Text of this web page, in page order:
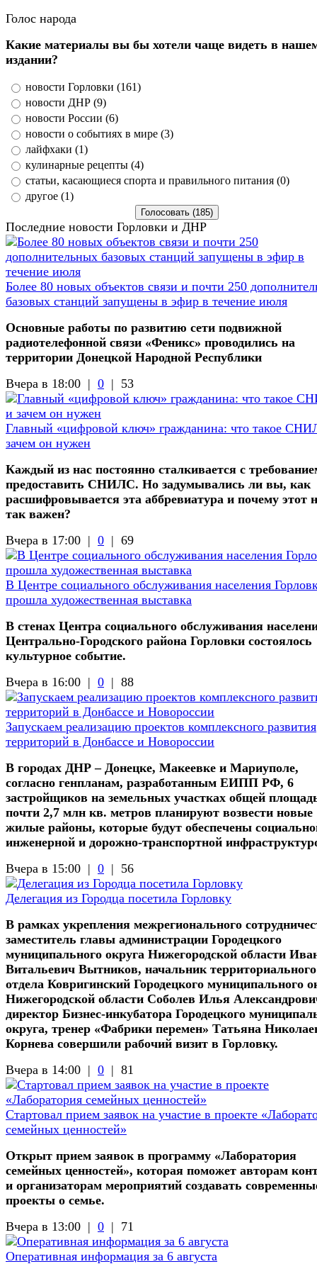
Голос народа
Какие материалы вы бы хотели чаще видеть в
издании?
новости Горловки (161)
новости ДНР (9)
новости России (6)
новости о событиях в мире (3)
лайфхаки (1)
кулинарные рецепты (4)
статьи, касающиеся спорта и правильного питания (0)
другое (1)
Последние новости Горловки и ДНР
Более 80 новых объектов связи и почти 250
базовых станций запущены в эфир в течение июля
Основные работы по развитию сети подвижной
радиотелефонной связи «Феникс» проводились на
территории Донецкой Народной Республики
Вчера в 18:00 | 0 | 53
Главный «цифровой ключ» гражданина: что такое
зачем он нужен
Каждый из нас постоянно сталкивается с
предоставить СНИЛС. Но задумывались ли вы, как
расшифровывается эта аббревиатура и почему этот
так важен?
Вчера в 17:00 | 0 | 69
В Центре социального обслуживания населения
прошла художественная выставка
В стенах Центра социального обслуживания
Центрально-Городского района Горловки состоялось
культурное событие.
Вчера в 16:00 | 0 | 88
Запускаем реализацию проектов комплексного развития
территорий в Донбассе и Новороссии
В городах ДНР – Донецке, Макеевке и Мариуполе,
согласно генпланам, разработанным ЕИПП РФ, 6
застройщиков на земельных участках общей
почти 2,7 млн кв. метров планируют возвести новые
жилые районы, которые будут обеспечены
инженерной и дорожно-транспортной
Вчера в 15:00 | 0 | 56
Делегация из Городца посетила Горловку
В рамках укрепления межрегионального
заместитель главы администрации Городецкого
муниципального округа Нижегородской области
Витальевич Вытников, начальник территориального
отдела Ковригинский Городецкого муниципального
Нижегородской области Соболев Илья
директор Бизнес-инкубатора Городецкого
округа, тренер «Фабрики перемен» Татьяна
Корнева совершили рабочий визит в Горловку.
Вчера в 14:00 | 0 | 81
Стартовал прием заявок на участие в проекте
семейных ценностей»
Открыт прием заявок в программу «Лаборатория
семейных ценностей», которая поможет авторам
и организаторам мероприятий создавать
проекты о семье.
Вчера в 13:00 | 0 | 71
Оперативная информация за 6 августа